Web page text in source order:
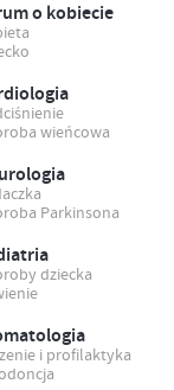
o kobiecie
wieńcowa
Parkinsona
dziecka
i profilaktyka